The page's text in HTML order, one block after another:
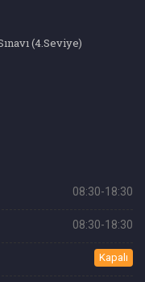
(4.Seviye)
08:30-18:30
08:30-18:30
Kapalı